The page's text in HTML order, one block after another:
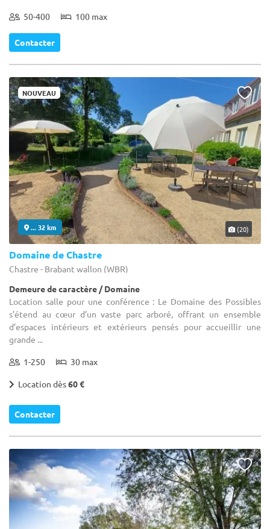
50-400 100 max
Contacter
NOUVEAU
... 32 km (20)
Domaine de Chastre
Chastre - Brabant wallon (WBR)
Demeure de caractère / Domaine
Location salle pour une conférence : Le Domaine des Possibles
s’étend au cœur d’un vaste parc arboré, offrant un ensemble
d’espaces intérieurs et extérieurs pensés pour accueillir une
grande ...
1-250 30 max
Location dès60 €
Contacter